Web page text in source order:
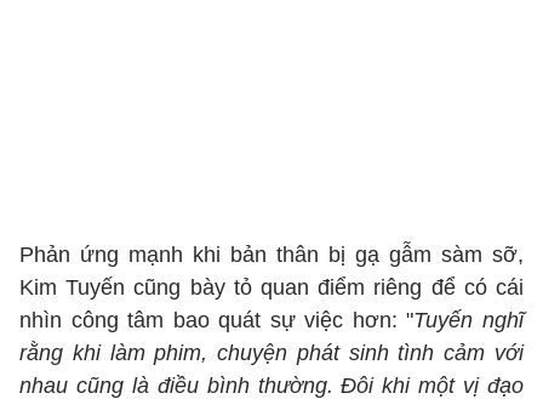
Phản ứng mạnh khi bản thân bị gạ gẫm sàm sỡ,
Kim Tuyến cũng bày tỏ quan điểm riêng để có cái
nhìn công tâm bao quát sự việc hơn: "Tuyến nghĩ
rằng khi làm phim, chuyện phát sinh tình cảm với
nhau cũng là điều bình thường. Đôi khi một vị đạo